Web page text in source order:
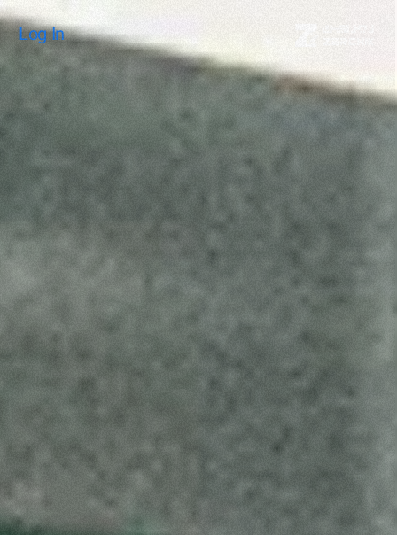
Log In
Log In